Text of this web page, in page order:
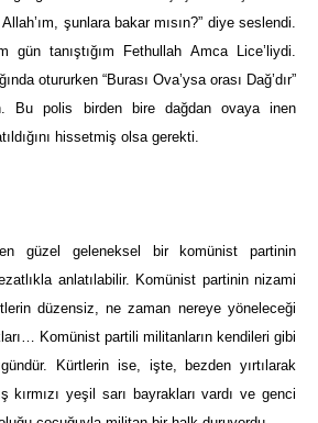
şunlara bakar mısın?” diye seslendi.
gün tanıştığım Fethullah Amca Lice’liydi.
otururken “Burası Ova’ysa orası Dağ’dır”
Bu polis birden bire dağdan ovaya inen
hissetmiş olsa gerekti.
güzel geleneksel bir komünist partinin
anlatılabilir. Komünist partinin nizami
düzensiz, ne zaman nereye yöneleceği
Komünist partili militanların kendileri gibi
Kürtlerin ise, işte, bezden yırtılarak
kırmızı yeşil sarı bayrakları vardı ve genci